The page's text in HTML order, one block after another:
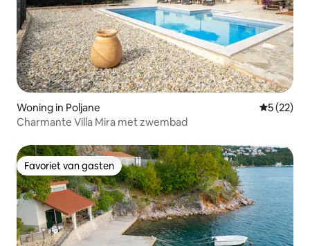
Woning in Poljane
5 (22)
Charmante Villa Mira met zwembad
Favoriet van gasten
Favoriet van gasten